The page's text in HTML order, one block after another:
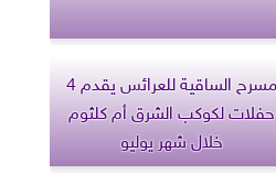
مسرح الساقية للعرائس يقدم 4
حفلات لكوكب الشرق أم كلثوم
خلال شهر يوليو